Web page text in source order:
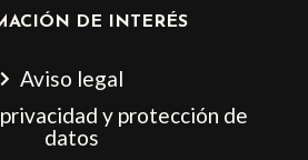
DE INTERÉS
Aviso legal
y protección de
datos